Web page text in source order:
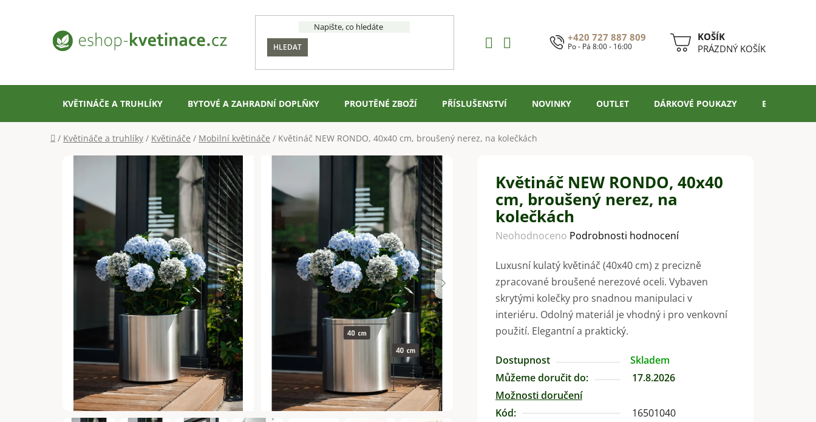
HLEDAT
+420 727 887 809
Po - Pá 8:00 - 16:00
NÁKUPNÍPRÁZDNÝ KOŠÍK
KVĚTINÁČE A TRUHLÍKY BYTOVÉ A ZAHRADNÍ DOPLŇKY PROUTĚNÉ ZBOŽÍ PŘÍSLUŠENSTVÍ NOVINKY OUTLET DÁRKOVÉ POUKAZY BLOG
Domů
/ Květináče a truhlíky / Květináče / Mobilní květináče / Květináč NEW RONDO, 40x40 cm, broušený nerez, na kolečkách
Květináč NEW RONDO, 40x40
cm, broušený nerez, na
kolečkách
Průměrné
produktu
je
0,0
z
5
Neohodnoceno Podrobnosti hodnocení
Luxusní kulatý květináč (40x40 cm) z precizně
zpracované broušené nerezové oceli. Vybaven
skrytými kolečky pro snadnou manipulaci v
interiéru. Odolný materiál je vhodný i pro venkovní
použití. Elegantní a praktický.
Dostupnost
Skladem
Můžeme doručit do:
17.8.2026
Možnosti doručení
Kód:
16501040